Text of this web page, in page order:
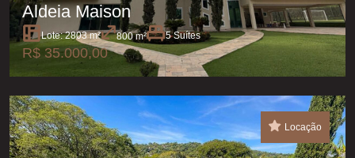
Aldeia Maison
Lote: 2803 m² 800 m² 5 Suítes
R$ 35.000,00
Locação